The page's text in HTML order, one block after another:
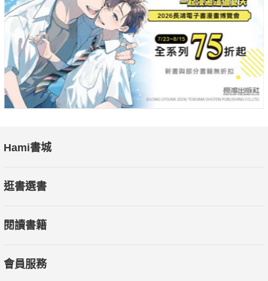
透過藥草與行星的同屬性來治癒疾病，就像太陽和月亮透過同屬
性的藥草治療眼睛，土星治療脾臟，木星治療肝臟，火星治療膽
汁疾病等等。
根據占星醫學原理與自然系統配藥規則，形成實用的家庭藥房和
跨時代可資參考的藥典。
受占星藥草學啟發，在每一種植物的介紹中，都有關於哪個行星
的各項說明。不僅列出了植物的名稱和描述，重點更在每種植物
可作為參考應用，是可傳世的經典著作。
Hami書城
逛書選書
閱讀書籍
會員服務